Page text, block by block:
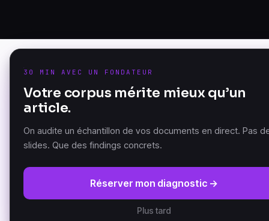
30 MIN AVEC UN FONDATEUR
Votre corpus mérite mieux qu’un
article.
On audite un échantillon de vos documents en direct. Pas
slides. Que des findings concrets.
Réserver mon diagnostic →
Plus tard
La Document Knowledge
Versailles, France.
K-AI Audit
MCP K-AI
RESSOURCES
Documentation (GitBook)
SOCIÉTÉ
À propos
Partenaires
Clients